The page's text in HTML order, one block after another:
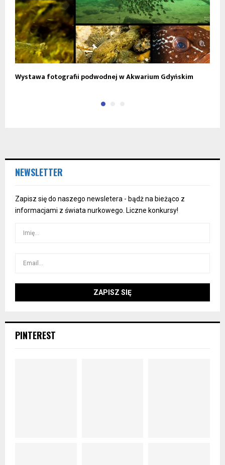
Wystawa fotografii podwodnej w Akwarium Gdyńskim
NEWSLETTER
Zapisz się do naszego newsletera - bądż na bieżąco z
informacjami z świata nurkowego. Liczne konkursy!
PINTEREST